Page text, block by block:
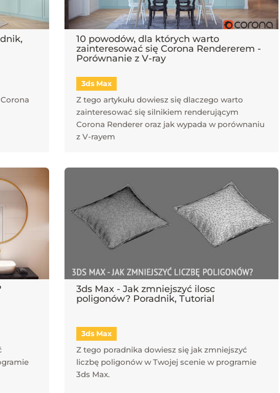
10 powodów, dla których warto
zainteresować się Corona Rendererem -
Porównanie z V-ray
3ds Max
Z tego artykułu dowiesz się dlaczego warto
zainteresować się silnikiem renderującym
Corona Renderer oraz jak wypada w porównaniu
z V-rayem
3ds Max - Jak zmniejszyć ilosc
poligonów? Poradnik, Tutorial
3ds Max
Z tego poradnika dowiesz się jak zmniejszyć
liczbę poligonów w Twojej scenie w programie
3ds Max.